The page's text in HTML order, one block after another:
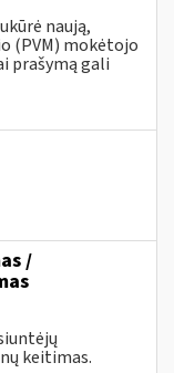
naują,
(PVM) mokėtojo
prašymą gali
/
keitimas.